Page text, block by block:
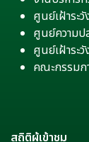
ศูนย์เฝ้าระ
ศูนย์ความป
ศูนย์เฝ้าระวั
คณะกรรมก
สถิติผู้เข้าชม